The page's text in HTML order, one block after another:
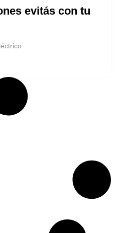
evitás con tu